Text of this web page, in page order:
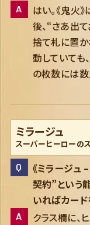
はい。《鬼火
後、“さあ出
捨て札に置
動していても
の枚数には数
ミラージュ
スーパーヒーローの
《ミラージュ
契約”という
いればカード
クラス欄に、